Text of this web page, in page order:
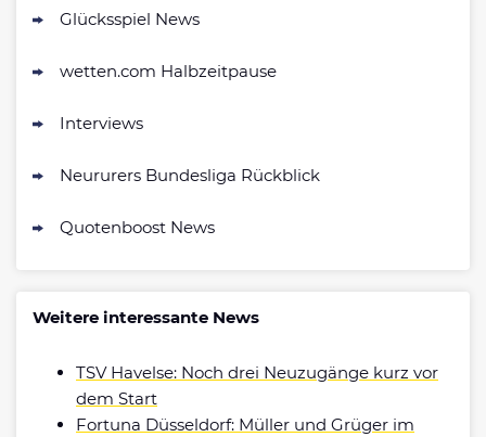
Glücksspiel News
wetten.com Halbzeitpause
Interviews
Neururers Bundesliga Rückblick
Quotenboost News
Weitere interessante News
TSV Havelse: Noch drei Neuzugänge kurz vor
dem Start
Fortuna Düsseldorf: Müller und Grüger im